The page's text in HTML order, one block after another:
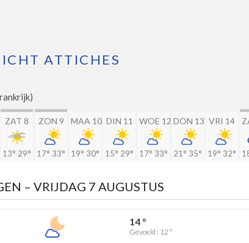
ATTICHES
ZAT 8
13° 29°
ZON 9
17° 33°
MAA 10
19° 30°
DIN 11
15° 29°
WOE 12
17° 33°
DON 13
21° 35°
VRI 14
19° 32°
– VRIJDAG 7 AUGUSTUS
14 °
Gevoeld : 12 °